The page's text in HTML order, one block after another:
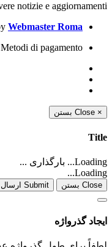
notizie e aggiornamenti
Webmaster Roma
Metodi di pagamento
×
Close بستن
Title
Loading... بارگذاری ...
Loading...
Close بستن Submit ارسال
ایجاد گذرواژه